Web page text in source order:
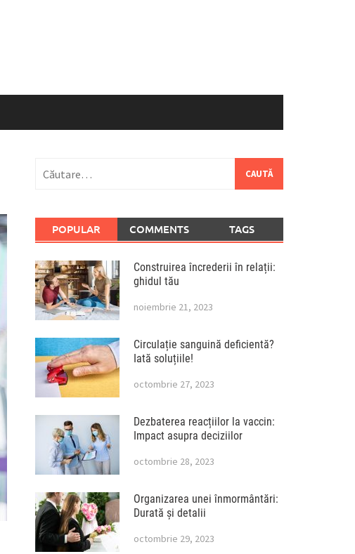
după:
POPULAR COMMENTS TAGS
Construirea încrederii în relații:
ghidul tău
noiembrie 21, 2023
Circulație sanguină deficientă?
Iată soluțiile!
octombrie 27, 2023
Dezbaterea reacțiilor la vaccin:
Impact asupra deciziilor
octombrie 28, 2023
Organizarea unei înmormântări:
Durată și detalii
octombrie 29, 2023